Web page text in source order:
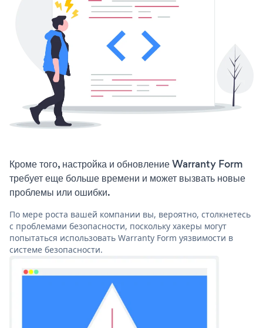
Кроме того, настройка и обновление Warranty Form
требует еще больше времени и может вызвать новые
проблемы или ошибки.
По мере роста вашей компании вы, вероятно, столкнетесь
с проблемами безопасности, поскольку хакеры могут
попытаться использовать Warranty Form уязвимости в
системе безопасности.